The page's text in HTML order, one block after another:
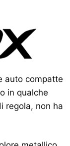
auto compatte
in qualche
regola, non ha